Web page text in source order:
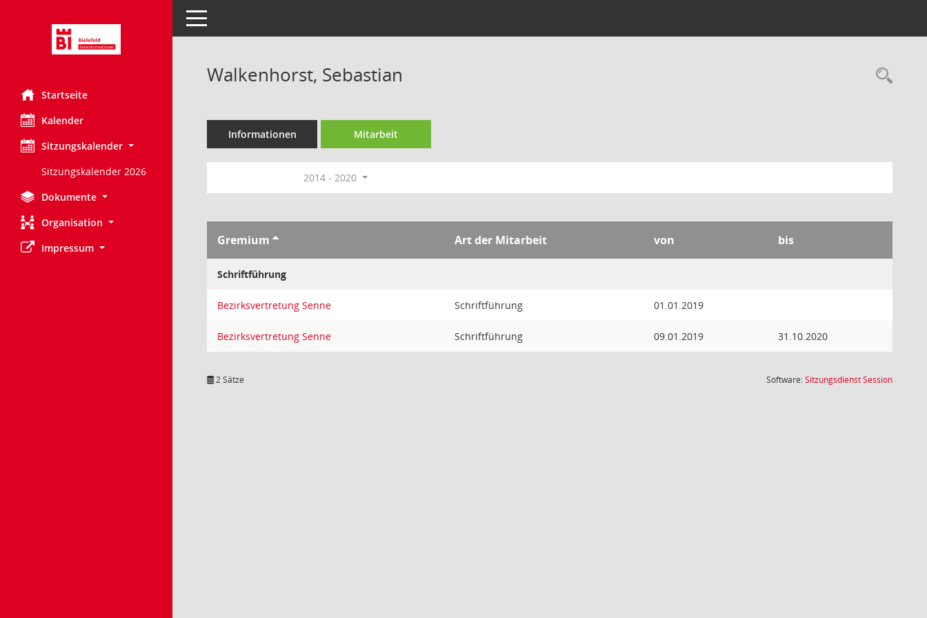
Startseite
Kalender
Sitzungskalender
Sitzungskalender 2026
Dokumente
Organisation
Impressum
Toggle navigation
Walkenhorst, Sebastian
Informationen Mitarbeit
2014 - 2020
Gremium Art der Mitarbeit von bis
Schriftführung
Bezirksvertretung Senne Schriftführung 01.01.2019
Bezirksvertretung Senne Schriftführung 09.01.2019 31.10.2020
2 Sätze Software:SitzungsdienstSession(Wird in